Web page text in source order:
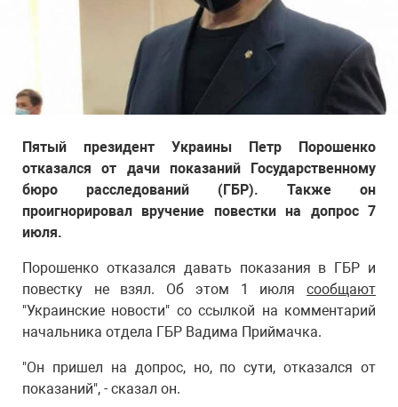
Пятый президент Украины Петр Порошенко
отказался от дачи показаний Государственному
бюро расследований (ГБР). Также он
проигнорировал вручение повестки на допрос 7
июля.
Порошенко отказался давать показания в ГБР и
повестку не взял. Об этом 1 июля сообщают
"Украинские новости" со ссылкой на комментарий
начальника отдела ГБР Вадима Приймачка.
"Он пришел на допрос, но, по сути, отказался от
показаний", - сказал он.